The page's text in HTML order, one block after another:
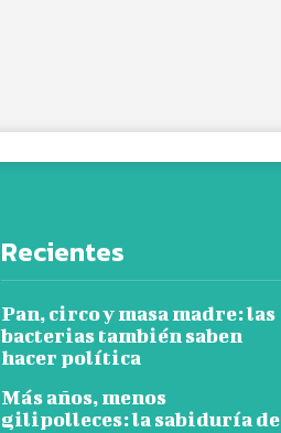
Recientes
Pan, circo y masa madre: las
bacterias también saben
hacer política
Más años, menos
gilipolleces: la sabiduría de